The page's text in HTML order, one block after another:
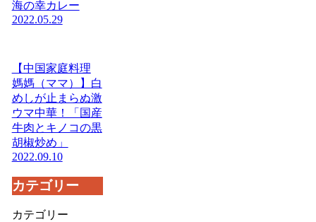
海の幸カレー
2022.05.29
【中国家庭料理
媽媽（ママ）】白
めしが止まらぬ激
ウマ中華！「国産
牛肉とキノコの黒
胡椒炒め」
2022.09.10
カテゴリー
カテゴリー